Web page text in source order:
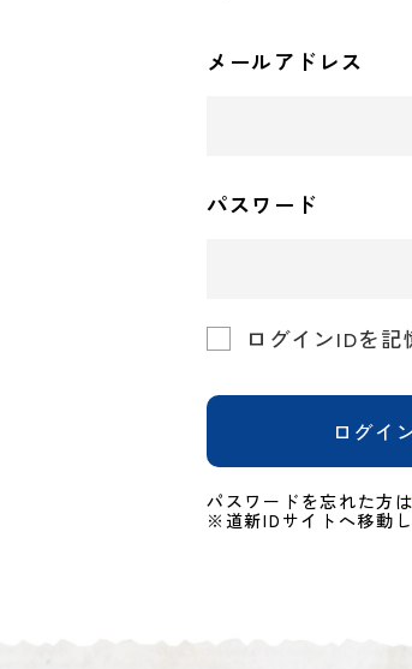
メールアドレス
パスワード
ログインIDを記
ログイ
パスワードを忘れた方は
※道新IDサイトへ移動